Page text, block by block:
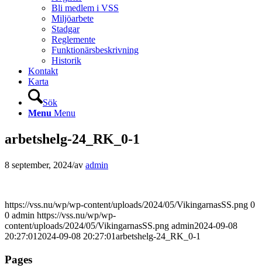
Bli medlem i VSS
Miljöarbete
Stadgar
Reglemente
Funktionärsbeskrivning
Historik
Kontakt
Karta
Sök
Menu Menu
arbetshelg-24_RK_0-1
8 september, 2024/av admin
https://vss.nu/wp/wp-content/uploads/2024/05/VikingarnasSS.png 0
0 admin https://vss.nu/wp/wp-
content/uploads/2024/05/VikingarnasSS.png admin2024-09-08
20:27:01 2024-09-08 20:27:01arbetshelg-24_RK_0-1
Pages